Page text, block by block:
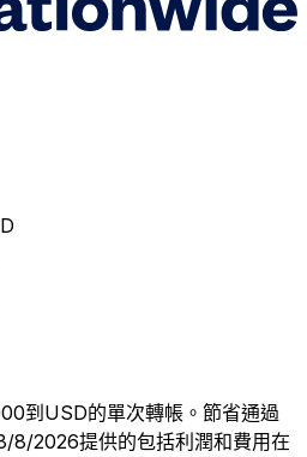
到USD的單次轉帳。節省通過
8/2026提供的包括利潤和費用在